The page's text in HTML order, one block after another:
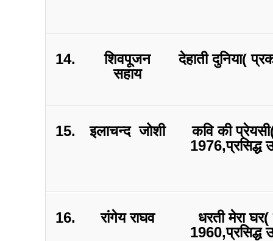
14.
शिवपूजन
सहाय
देहाती दुनिया(
15. इलाचन्द जोशी
कवि की
1976,प्रसिद्ध
16. रांगेय राघव
धरती मेरा
1960,प्रसिद्ध